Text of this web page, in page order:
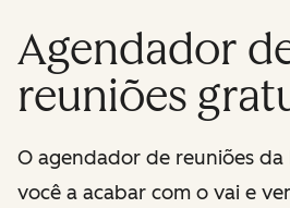
Agendador
reuniões
O agendador de reuniões
você a acabar com o vai e